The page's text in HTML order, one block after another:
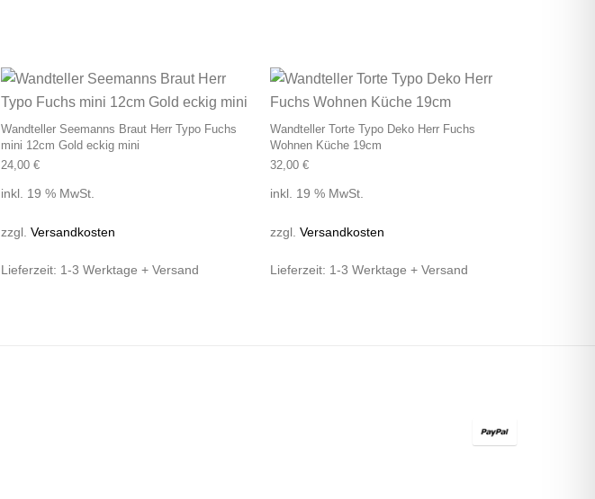
Wandteller Seemanns Braut Herr Typo Fuchs
mini 12cm Gold eckig mini
24,00 €
inkl. 19 % MwSt.
zzgl. Versandkosten
Lieferzeit: 1-3 Werktage + Versand
Wandteller Torte Typo Deko Herr Fuchs
Wohnen Küche 19cm
32,00 €
inkl. 19 % MwSt.
zzgl. Versandkosten
Lieferzeit: 1-3 Werktage + Versand